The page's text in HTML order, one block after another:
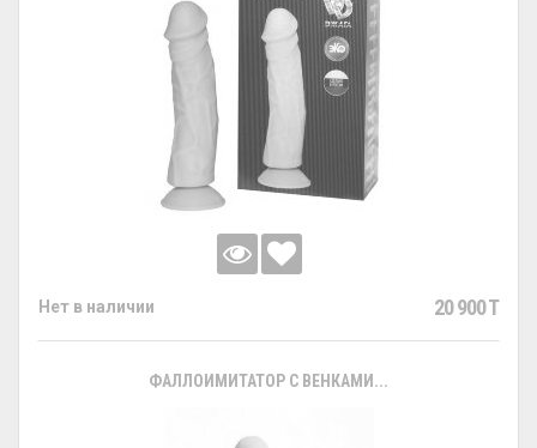
Нет в наличии 20 900 T
ФАЛЛОИМИТАТОР С ВЕНКАМИ...